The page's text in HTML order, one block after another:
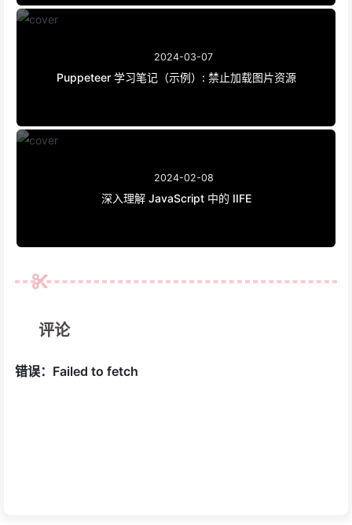
2024-03-07
Puppeteer 学习笔记（示例）: 禁止加载图片资源
2024-02-08
深入理解 JavaScript 中的 IIFE
评论